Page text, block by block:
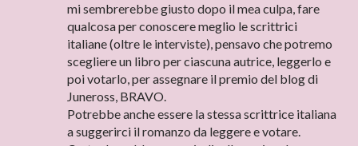
mi sembrerebbe giusto dopo il mea culpa, fare
qualcosa per conoscere meglio le scrittrici
italiane (oltre le interviste), pensavo che potremo
scegliere un libro per ciascuna autrice, leggerlo e
poi votarlo, per assegnare il premio del blog di
Juneross, BRAVO.
Potrebbe anche essere la stessa scrittrice italiana
a suggerirci il romanzo da leggere e votare.